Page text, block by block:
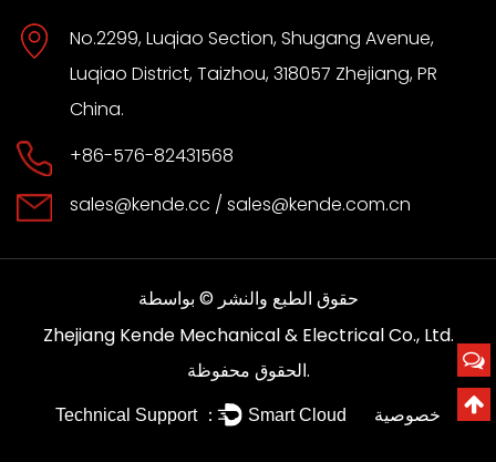
No.2299, Luqiao Section, Shugang Avenue,
Luqiao District, Taizhou, 318057 Zhejiang, PR
China.
+86-576-82431568
sales@kende.cc / sales@kende.com.cn
حقوق الطبع والنشر © بواسطة
Zhejiang Kende Mechanical & Electrical Co., Ltd.
الحقوق محفوظة.
Technical Support ： Smart Cloud خصوصية